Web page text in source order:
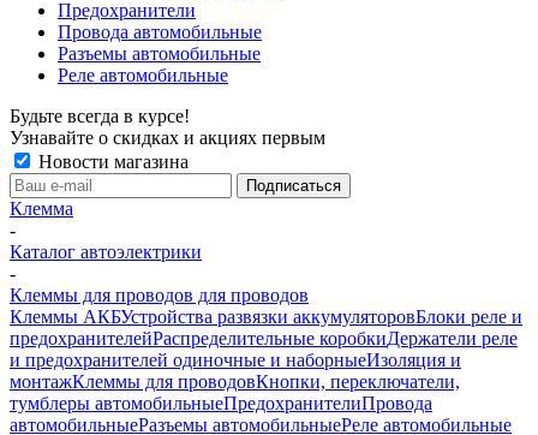
Предохранители
Провода автомобильные
Разъемы автомобильные
Реле автомобильные
Будьте всегда в курсе!
Узнавайте о скидках и акциях первым
Новости магазина
Клемма
-
Каталог автоэлектрики
-
Клеммы для проводов для проводов
Клеммы АКБУстройства развязки аккумуляторовБлоки реле и
предохранителейРаспределительные коробкиДержатели реле
и предохранителей одиночные и наборныеИзоляция и
монтажКлеммы для проводовКнопки, переключатели,
тумблеры автомобильныеПредохранителиПровода
автомобильныеРазъемы автомобильныеРеле автомобильные